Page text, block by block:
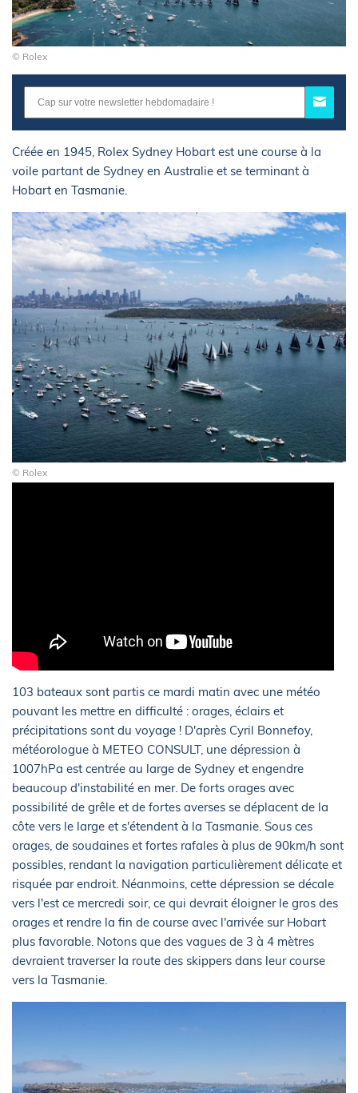
© Rolex
Créée en 1945, Rolex Sydney Hobart est une course à la
voile partant de Sydney en Australie et se terminant à
Hobart en Tasmanie.
© Rolex
103 bateaux sont partis ce mardi matin avec une météo
pouvant les mettre en difficulté : orages, éclairs et
précipitations sont du voyage ! D'après Cyril Bonnefoy,
météorologue à METEO CONSULT, une dépression à
1007hPa est centrée au large de Sydney et engendre
beaucoup d'instabilité en mer. De forts orages avec
possibilité de grêle et de fortes averses se déplacent de la
côte vers le large et s'étendent à la Tasmanie. Sous ces
orages, de soudaines et fortes rafales à plus de 90km/h sont
possibles, rendant la navigation particulièrement délicate et
risquée par endroit. Néanmoins, cette dépression se décale
vers l'est ce mercredi soir, ce qui devrait éloigner le gros des
orages et rendre la fin de course avec l'arrivée sur Hobart
plus favorable. Notons que des vagues de 3 à 4 mètres
devraient traverser la route des skippers dans leur course
vers la Tasmanie.